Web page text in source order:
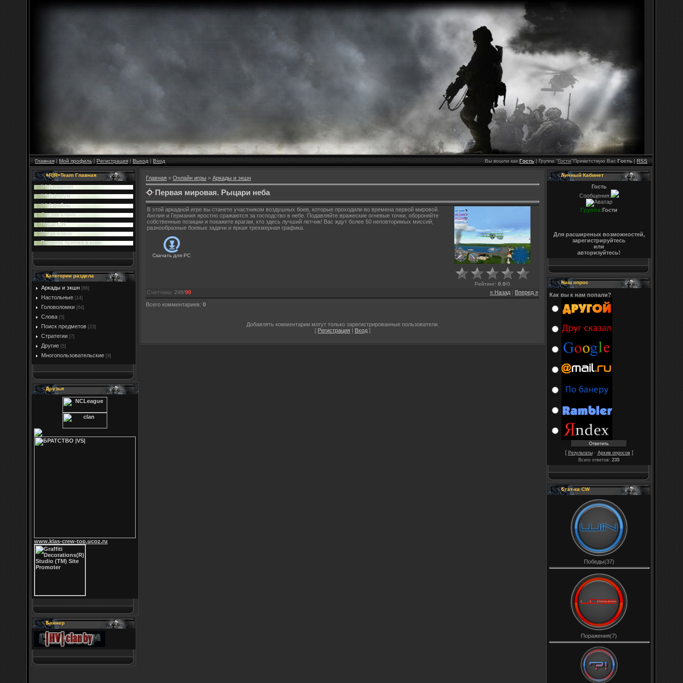
Главная|Мой профиль|Регистрация|Выход|Вход Вы вошли как Гость|Группа"Гости"Приветствую Вас Гость|RSS
=R|R=Team Главная
|HV| главная
|HV| форум
|HV| файлы
Cостав клана
Наши CW
Устав клана
Правила приема в клан
Категории раздела
Аркады и экшн [86]
Настольные [14]
Головоломки [64]
Слова [5]
Поиск предметов [23]
Стратегии [7]
Другие [5]
Многопользовательские [9]
Друзья
www.klas-crew-top.ucoz.ru
Баннер
Главная » Онлайн игры » Аркады и экшн
Первая мировая. Рыцари неба
В этой аркадной игре вы станете участником воздушных боев, которые проходили во времена первой мировой.
Англия и Германия яростно сражаются за господство в небе. Подавляйте вражеские огневые точки, обороняйте
собственные позиции и покажите врагам, кто здесь лучший летчик! Вас ждут более 50 неповторимых миссий,
разнообразные боевые задачи и яркая трехмерная графика.
Скачать для PC
Рейтинг: 0.0/0
« Назад Вперед »
Счетчики: 249/99
Всего комментариев: 0
Добавлять комментарии могут только зарегистрированные пользователи.
[ Регистрация Вход ]
Личный Кабинет
Гость
Сообщения:
Группа:Гости
Для расширеных возможностей,
зарегистрируйтесь
или
авторизуйтесь!
Наш опрос
Как вы к нам попали?
[ Результаты· Архив опросов]
Всего ответов: 235
Стат-ка CW
Победы(37)
Поражения(7)